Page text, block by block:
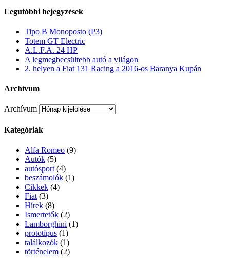
Legutóbbi bejegyzések
Tipo B Monoposto (P3)
Totem GT Electric
A.L.F.A. 24 HP
A legmegbecsültebb autó a világon
2. helyen a Fiat 131 Racing a 2016-os Baranya Kupán
Archívum
Archívum
Kategóriák
Alfa Romeo (9)
Autók (5)
autósport (4)
beszámolók (1)
Cikkek (4)
Fiat (3)
Hírek (8)
Ismertetők (2)
Lamborghini (1)
prototípus (1)
találkozók (1)
történelem (2)